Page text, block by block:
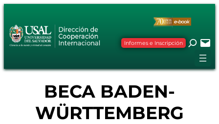
Saltar
contenido
Informes e Inscripción
BECA BADEN-
WÜRTTEMBERG